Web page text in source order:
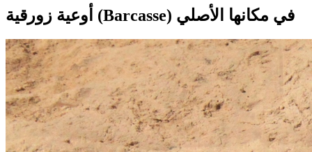
أوعية زورقية (Barcasse) في مكانها الأصلي